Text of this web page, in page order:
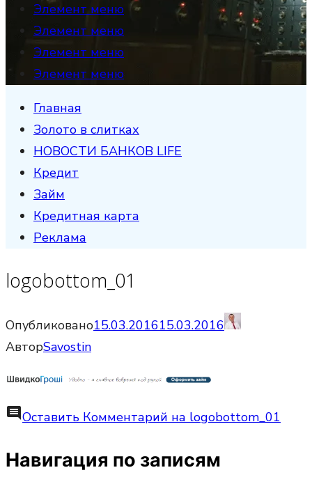
Элемент меню
Элемент меню
Элемент меню
Элемент меню
Главная
Золото в слитках
НОВОСТИ БАНКОВ LIFE
Кредит
Займ
Кредитная карта
Реклама
logobottom_01
Опубликовано15.03.201615.03.2016
АвторSavostin
commentОставить Комментарий на logobottom_01
Навигация по записям